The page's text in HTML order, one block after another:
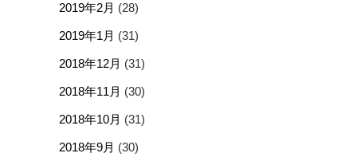
2019年2月 (28)
2019年1月 (31)
2018年12月 (31)
2018年11月 (30)
2018年10月 (31)
2018年9月 (30)